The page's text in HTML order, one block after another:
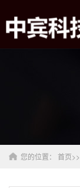
您的位置： 首页>>